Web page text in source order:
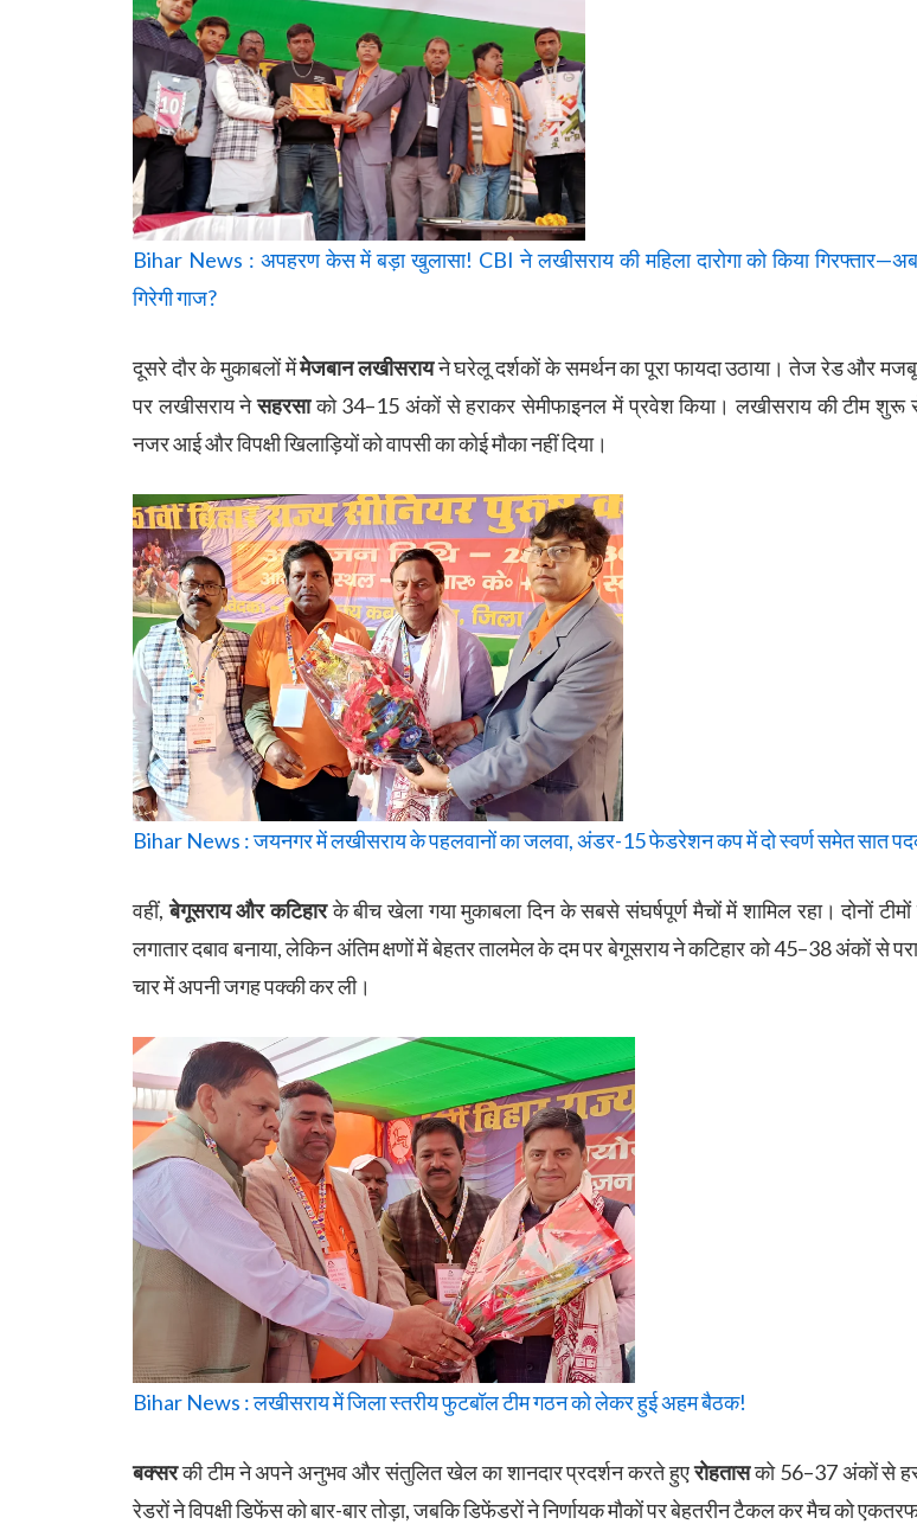
Bihar News : अपहरण केस में बड़ा खुलासा! CBI ने लखीसराय की महिला दारोगा को किया
गिरेगी गाज?
दूसरे दौर के मुकाबलों मेंमेजबान लखीसरायने घरेलू दर्शकों के समर्थन का पूरा फायदा उठाया। तेज रेड और
पर लखीसराय नेसहरसाको 34–15 अंकों से हराकर सेमीफाइनल में प्रवेश किया। लखीसराय की टीम शुरू
नजर आई और विपक्षी खिलाड़ियों को वापसी का कोई मौका नहीं दिया।
Bihar News : जयनगर में लखीसराय के पहलवानों का जलवा, अंडर-15 फेडरेशन कप में दो स्वर्ण समेत सात
वहीं,बेगूसराय और कटिहारके बीच खेला गया मुकाबला दिन के सबसे संघर्षपूर्ण मैचों में शामिल रहा। दोनों
लगातार दबाव बनाया, लेकिन अंतिम क्षणों में बेहतर तालमेल के दम पर बेगूसराय ने कटिहार को 45–38 अंकों से
चार में अपनी जगह पक्की कर ली।
Bihar News : लखीसराय में जिला स्तरीय फुटबॉल टीम गठन को लेकर हुई अहम बैठक!
बक्सरकी टीम ने अपने अनुभव और संतुलित खेल का शानदार प्रदर्शन करते हुएरोहतासको 56–37 अंकों से
रेडरों ने विपक्षी डिफेंस को बार-बार तोड़ा, जबकि डिफेंडरों ने निर्णायक मौकों पर बेहतरीन टैकल कर मैच को